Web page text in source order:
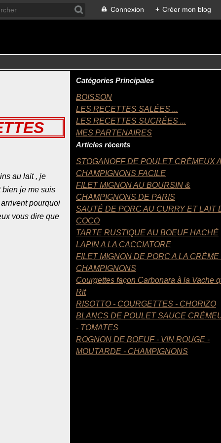
Connexion + Créer mon blog
au lait , je
bien je me suis
pourquoi
vous dire que
Catégories Principales
BOISSON
LES RECETTES SALÉES ...
LES RECETTES SUCRÉES ...
MES PARTENAIRES
Articles récents
STOGANOFF DE POULET CRÉMEUX
CHAMPIGNONS FACILE
FILET MIGNON AU BOURSIN &
CHAMPIGNONS DE PARIS
SAUTÉ DE PORC AU CURRY ET LAIT
COCO
TARTE RUSTIQUE AU BOEUF HACHÉ
LAPIN A LA CACCIATORE
FILET MIGNON DE PORC A LA CRÈME
CHAMPIGNONS
Courgettes façon Carbonara à la Vache
Rit
RISOTTO - COURGETTES - CHORIZO
BLANCS DE POULET SAUCE
- TOMATES
ROGNON DE BOEUF - VIN ROUGE -
MOUTARDE - CHAMPIGNONS